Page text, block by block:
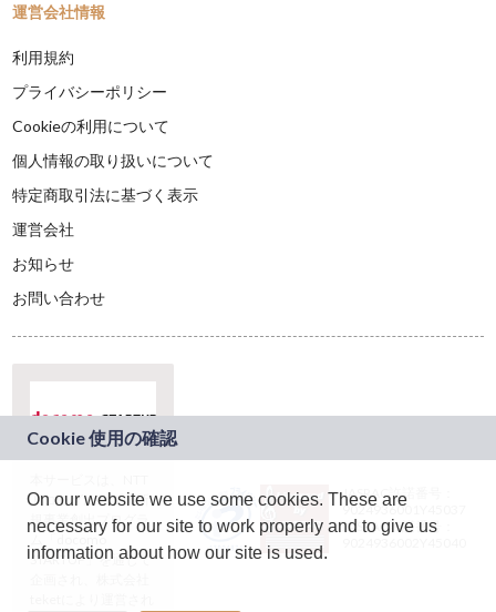
運営会社情報
利用規約
プライバシーポリシー
Cookieの利用について
個人情報の取り扱いについて
特定商取引法に基づく表示
運営会社
お知らせ
お問い合わせ
ドコモグループの新
規事業創出プログラ
ム「docomo
STARTUP」を通じて
JASRAC許諾番号：
9024936001Y45037
JASRAC許諾番号：
On our website we use some cookies. These are
necessary for our site to work properly and to give us
information about how our site is used.